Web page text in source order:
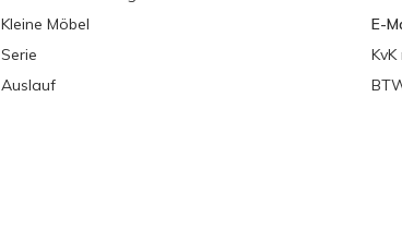
Kleine Möbel
Serie
Auslauf
E-